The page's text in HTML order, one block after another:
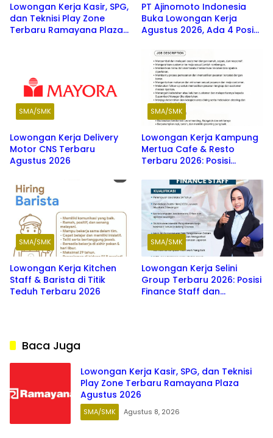
Lowongan Kerja Kasir, SPG,
dan Teknisi Play Zone
Terbaru Ramayana Plaza
PT Ajinomoto Indonesia
Buka Lowongan Kerja
Agustus 2026, Ada 4 Posisi
Graduate SMK hingga S1
SMA/SMK
Lowongan Kerja Delivery
Motor CNS Terbaru
Agustus 2026
SMA/SMK
Lowongan Kerja Kampung
Mertua Cafe & Resto
Terbaru 2026: Posisi
Washer
SMA/SMK
Lowongan Kerja Kitchen
Staff & Barista di Titik
Teduh Terbaru 2026
SMA/SMK
Lowongan Kerja Selini
Group Terbaru 2026: Posisi
Finance Staff dan
Baca Juga
Lowongan Kerja Kasir, SPG, dan Teknisi
Play Zone Terbaru Ramayana Plaza
Agustus 2026
SMA/SMK Agustus 8, 2026